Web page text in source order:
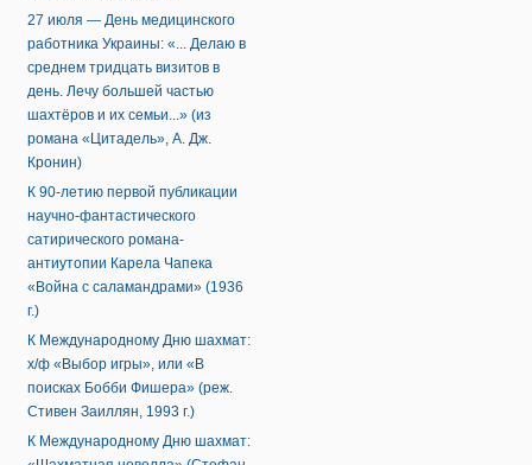
27 июля — День медицинского
работника Украины: «... Делаю в
среднем тридцать визитов в
день. Лечу большей частью
шахтёров и их семьи...» (из
романа «Цитадель», А. Дж.
Кронин)
К 90-летию первой публикации
научно-фантастического
сатирического романа-
антиутопии Карела Чапека
«Война с саламандрами» (1936
г.)
К Международному Дню шахмат:
х/ф «Выбор игры», или «В
поисках Бобби Фишера» (реж.
Стивен Заиллян, 1993 г.)
К Международному Дню шахмат: